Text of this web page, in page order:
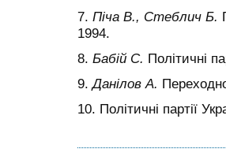
7. Піча В., Стеблич Б.
1994.
8. Бабій С. Політичні
9.Данілов А.
10. Політичні партії